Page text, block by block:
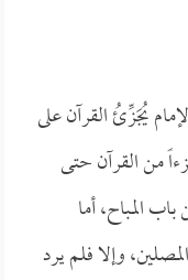
يُجَزِّئُ القرآن على
من القرآن حتى
المباح، أما
وإلا فلم يرد